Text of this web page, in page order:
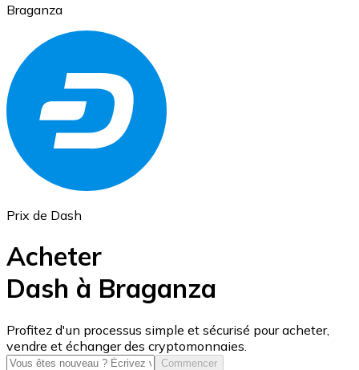
Ethereum
ETH
USD Coin
USDC
Braganza
Prix de Dash
Acheter
Dash à Braganza
Profitez d'un processus simple et sécurisé pour acheter,
vendre et échanger des cryptomonnaies.
Commencer